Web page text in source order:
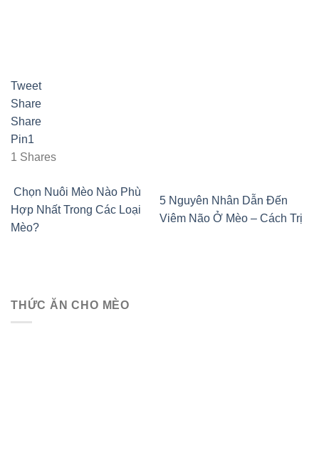
Tweet
Share
Share
Pin1
1 Shares
Chọn Nuôi Mèo Nào Phù
Hợp Nhất Trong Các Loại
Mèo?
5 Nguyên Nhân Dẫn Đến
Viêm Não Ở Mèo – Cách Trị
THỨC ĂN CHO MÈO